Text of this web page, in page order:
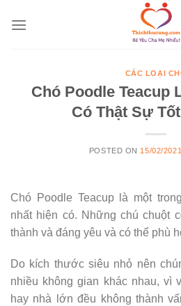
CÁC LOẠI
Chó Poodle Teacup
Có Thật Sự
POSTED ON 15/02/2021
Chó Poodle Teacup là một
nhất hiện có. Những chú chuột
thành và đáng yêu và có thể phù
Do kích thước siêu nhỏ nên
nhiều không gian khác nhau, vì
hay nhà lớn đều không thành